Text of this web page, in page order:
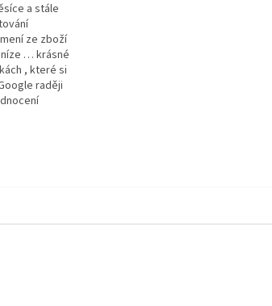
a stále
ze zboží
… krásné
, které si
raději